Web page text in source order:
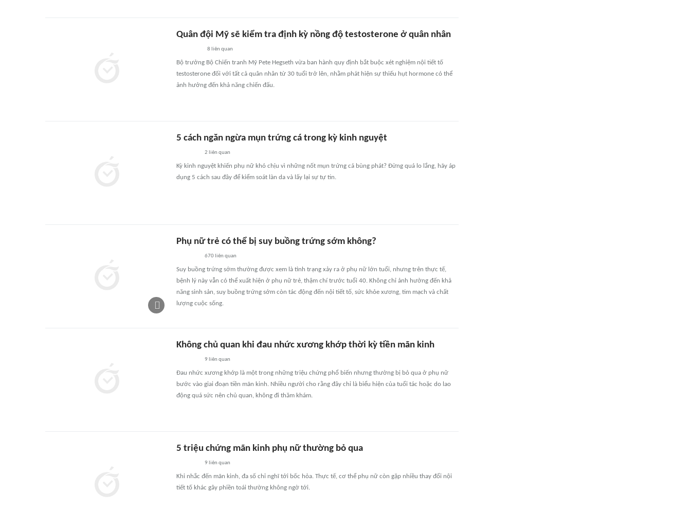
Quân đội Mỹ sẽ kiểm tra định kỳ nồng độ testosterone ở quân nhân
8 liên quan
Bộ trưởng Bộ Chiến tranh Mỹ Pete Hegseth vừa ban hành quy định bắt buộc xét nghiệm nội tiết tố
testosterone đối với tất cả quân nhân từ 30 tuổi trở lên, nhằm phát hiện sự thiếu hụt hormone có thể
ảnh hưởng đến khả năng chiến đấu.
5 cách ngăn ngừa mụn trứng cá trong kỳ kinh nguyệt
2 liên quan
Kỳ kinh nguyệt khiến phụ nữ khó chịu vì những nốt mụn trứng cá bùng phát? Đừng quá lo lắng, hãy áp
dụng 5 cách sau đây để kiểm soát làn da và lấy lại sự tự tin.
Phụ nữ trẻ có thể bị suy buồng trứng sớm không?
670liên quan
Suy buồng trứng sớm thường được xem là tình trạng xảy ra ở phụ nữ lớn tuổi, nhưng trên thực tế,
bệnh lý này vẫn có thể xuất hiện ở phụ nữ trẻ, thậm chí trước tuổi 40. Không chỉ ảnh hưởng đến khả
năng sinh sản, suy buồng trứng sớm còn tác động đến nội tiết tố, sức khỏe xương, tim mạch và chất
lượng cuộc sống.
Không chủ quan khi đau nhức xương khớp thời kỳ tiền mãn kinh
9 liên quan
Đau nhức xương khớp là một trong những triệu chứng phổ biến nhưng thường bị bỏ qua ở phụ nữ
bước vào giai đoạn tiền mãn kinh. Nhiều người cho rằng đây chỉ là biểu hiện của tuổi tác hoặc do lao
động quá sức nên chủ quan, không đi thăm khám.
5 triệu chứng mãn kinh phụ nữ thường bỏ qua
9 liên quan
Khi nhắc đến mãn kinh, đa số chỉ nghĩ tới bốc hỏa. Thực tế, cơ thể phụ nữ còn gặp nhiều thay đổi nội
tiết tố khác gây phiền toái thường không ngờ tới.